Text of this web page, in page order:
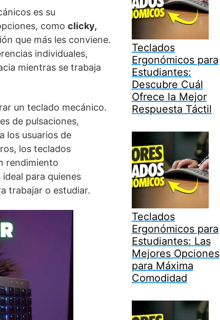
es su
como clicky,
que más les conviene.
individuales,
mientras se trabaja
un teclado mecánico.
de pulsaciones,
los usuarios de
los teclados
rendimiento
para quienes
trabajar o estudiar.
Teclados
Ergonómicos para
Estudiantes:
Descubre Cuál
Ofrece la Mejor
Respuesta Táctil
Teclados
Ergonómicos para
Estudiantes: Las
Mejores Opciones
para Máxima
Comodidad